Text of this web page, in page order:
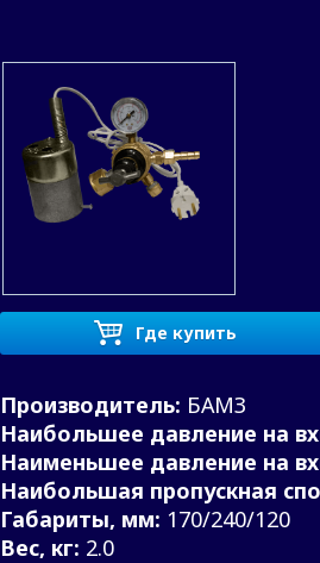
Где купить
Производитель: БАМЗ
Наибольшее давление на
Наименьшее давление на
Наибольшая пропускная
Габариты, мм: 170/240/120
Вес, кг: 2.0